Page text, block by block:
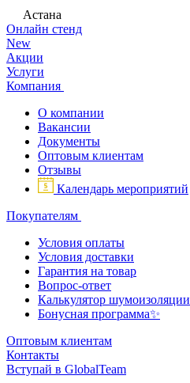
Астана
Онлайн стенд
New
Акции
Услуги
Компания
О компании
Вакансии
Документы
Оптовым клиентам
Отзывы
Календарь мероприятий
Покупателям
Условия оплаты
Условия доставки
Гарантия на товар
Вопрос-ответ
Калькулятор шумоизоляции
Бонусная программа✨
Оптовым клиентам
Контакты
Вступай в GlobalTeam